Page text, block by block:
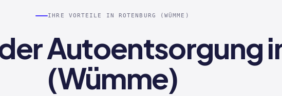
IHRE VORTEILE IN ROTENBURG (WÜMME)
Autoentsorgung
(Wümme)